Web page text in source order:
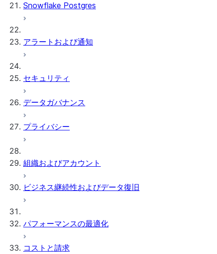
Snowflake Postgres
アラートおよび通知
セキュリティ
データガバナンス
プライバシー
組織およびアカウント
ビジネス継続性およびデータ復旧
パフォーマンスの最適化
コストと請求